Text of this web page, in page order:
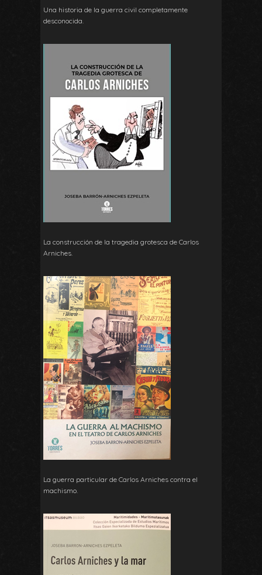
Una historia de la guerra civil completamente
desconocida.
La construcción de la tragedia grotesca de Carlos
Arniches.
La guerra particular de Carlos Arniches contra el
machismo.